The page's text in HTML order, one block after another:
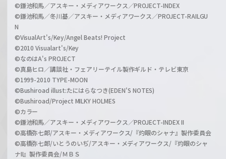
©鎌池和馬／アスキー・メディアワークス／PROJECT-INDEX
©鎌池和馬／冬川基／アスキー・メディアワークス／PROJECT-RAILGU
N
©VisualArt's/Key/Angel Beats! Project
©2010 Visualart's/Key
©なのはA's PROJECT
©真島ヒロ／講談社・フェアリーテイル製作ギルド・テレビ東京
©1999-2010 TYPE-MOON
©Bushiroad illust:たにはらなつき(EDEN'S NOTES)
©Bushiroad/Project MILKY HOLMES
©カラー
©鎌池和馬／アスキー・メディアワークス／PROJECT-INDEX II
©高橋弥七郎/アスキー・メディアワークス/『灼眼のシャナ』製作委員会
©高橋弥七郎/いとうのいぢ/アスキー・メディアワークス/『灼眼のシャ
ナII』製作委員会/ＭＢＳ